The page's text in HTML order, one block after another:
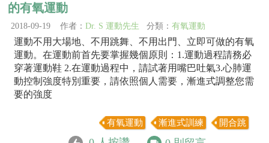
的有氧運動
2018-09-19 作者： Dr. S 運動先生 分類： 有氧運動
運動不用大場地、不用跳舞、不用出門、立即可做的有氧
運動。在運動前首先要掌握幾個原則：1.運動過程請務必
穿著運動鞋 2.在運動過程中，請試著用嘴巴吐氣3.心肺運
動控制強度特別重要，請依照個人需要，漸進式調整您需
要的強度
有氧運動 漸進式訓練 開合跳